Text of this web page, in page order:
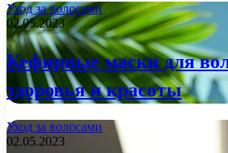
Уход за волосами
02.05.2023
Кефирные маски для
здоровья и красоты
Уход за волосами
02.05.2023